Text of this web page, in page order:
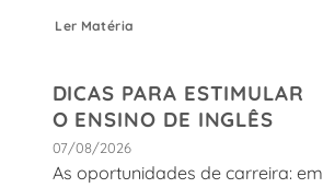
Ler Matéria
DICAS PARA ESTIMULAR
O ENSINO DE INGLÊS
07/08/2026
As oportunidades de carreira: em